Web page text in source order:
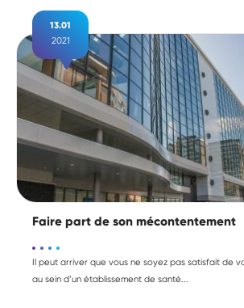
13.01
2021
Faire part de son mécontentement
Il peut arriver que vous ne soyez pas satisfait de
au sein d’un établissement de santé...